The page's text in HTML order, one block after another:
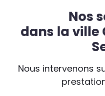
Nos
dans la
Nous intervenons